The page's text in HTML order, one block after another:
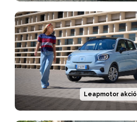
Leapmotor akció